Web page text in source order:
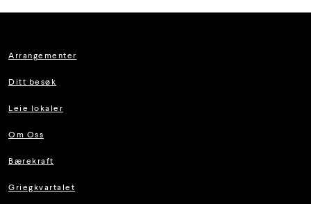
Arrangementer
Ditt besøk
Leie lokaler
Om Oss
Bærekraft
Griegkvartalet